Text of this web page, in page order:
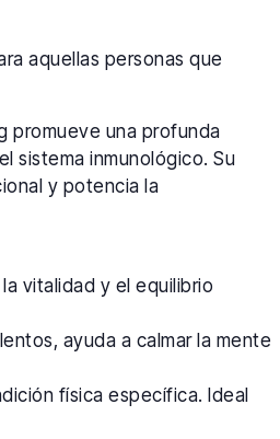
aquellas personas que
promueve una profunda
sistema inmunológico. Su
y potencia la
vitalidad y el equilibrio
ayuda a calmar la mente
física específica. Ideal